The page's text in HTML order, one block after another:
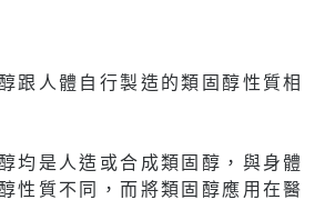
跟人體自行製造的類固醇性質相
均是人造或合成類固醇，與身體
性質不同，而將類固醇應用在醫